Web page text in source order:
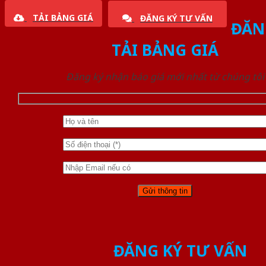
TẢI BẢNG GIÁ ĐĂNG KÝ TƯ VẤN
TẢI BẢNG GIÁ
Đăng ký nhận báo giá mới nhất từ chúng tôi
ĐĂNG KÝ TƯ VẤN